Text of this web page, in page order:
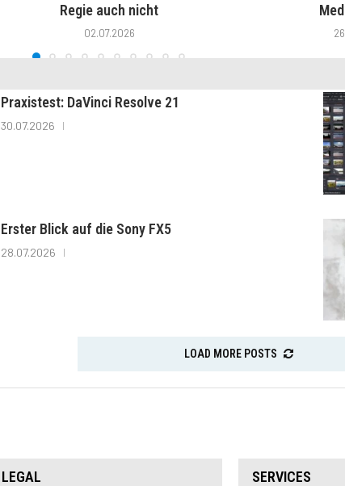
Regie auch nicht
02.07.2026
Praxistest: DaVinci Resolve 21
30.07.2026
Erster Blick auf die Sony FX5
28.07.2026
LOAD MORE POSTS
LEGAL SERVICES